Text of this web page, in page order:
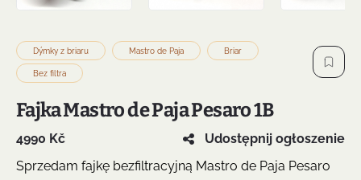
Dýmky z briaru Mastro de Paja Briar
Bez filtra
Fajka Mastro de Paja Pesaro 1B
4990 Kč
Udostępnij ogłoszenie
Sprzedam fajkę bezfiltracyjną Mastro de Paja Pesaro